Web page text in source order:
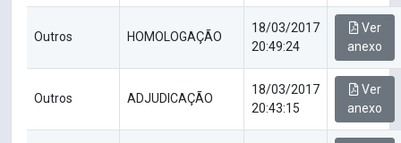
Outros HOMOLOGAÇÃO
18/03/2017
20:49:24
Ver
anexo
Outros ADJUDICAÇÃO
18/03/2017
20:43:15
Ver
anexo